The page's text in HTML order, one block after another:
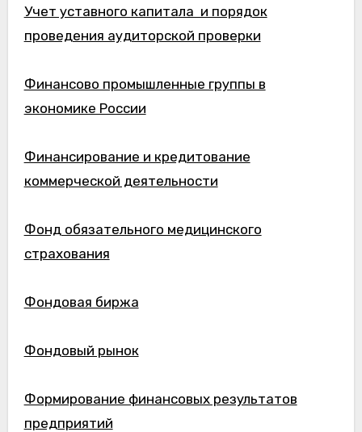
Учет уставного капитала и порядок
проведения аудиторской проверки
Финансово промышленные группы в
экономике России
Финансирование и кредитование
коммерческой деятельности
Фонд обязательного медицинского
страхования
Фондовая биржа
Фондовый рынок
Формирование финансовых результатов
предприятий